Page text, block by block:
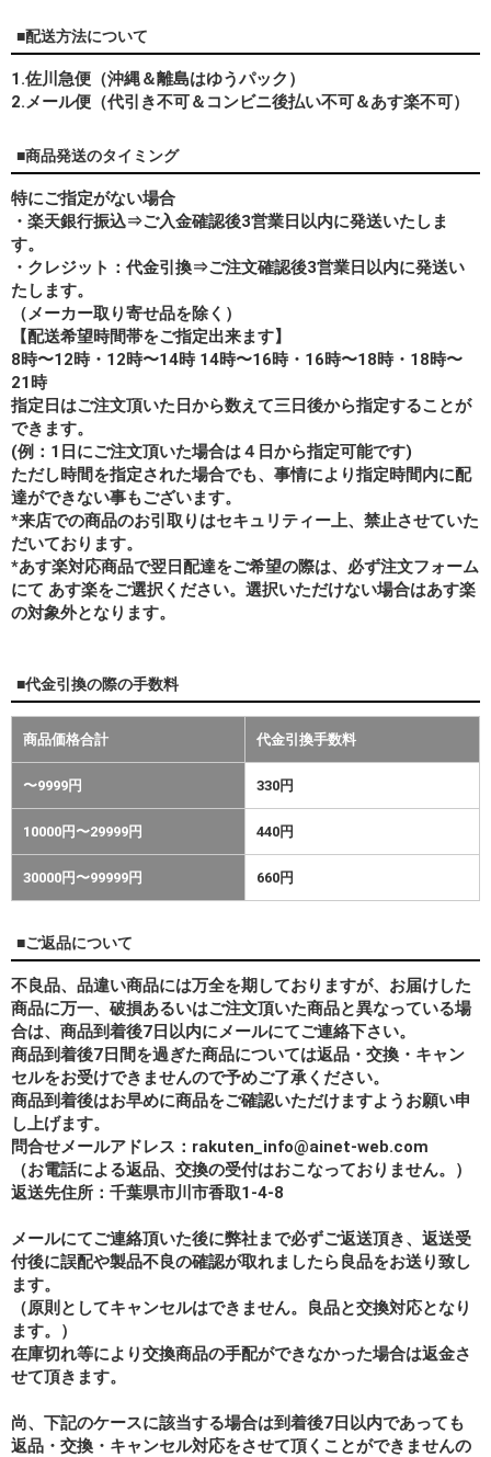
■配送方法について
1.佐川急便（沖縄＆離島はゆうパック）
2.メール便（代引き不可＆コンビニ後払い不可＆あす楽不可）
■商品発送のタイミング
特にご指定がない場合
・楽天銀行振込⇒ご入金確認後3営業日以内に発送いたしま
す。
・クレジット：代金引換⇒ご注文確認後3営業日以内に発送い
たします。
（メーカー取り寄せ品を除く）
【配送希望時間帯をご指定出来ます】
8時〜12時・12時〜14時 14時〜16時・16時〜18時・18時〜
21時
指定日はご注文頂いた日から数えて三日後から指定することが
できます。
(例：1日にご注文頂いた場合は４日から指定可能です)
ただし時間を指定された場合でも、事情により指定時間内に配
達ができない事もございます。
*来店での商品のお引取りはセキュリティー上、禁止させていた
だいております。
*あす楽対応商品で翌日配達をご希望の際は、必ず注文フォーム
にて あす楽をご選択ください。選択いただけない場合はあす楽
の対象外となります。
■代金引換の際の手数料
商品価格合計 代金引換手数料
〜9999円 330円
10000円〜29999円 440円
30000円〜99999円 660円
■ご返品について
不良品、品違い商品には万全を期しておりますが、お届けした
商品に万一、破損あるいはご注文頂いた商品と異なっている場
合は、商品到着後7日以内にメールにてご連絡下さい。
商品到着後7日間を過ぎた商品については返品・交換・キャン
セルをお受けできませんので予めご了承ください。
商品到着後はお早めに商品をご確認いただけますようお願い申
し上げます。
問合せメールアドレス：rakuten_info@ainet-web.com
（お電話による返品、交換の受付はおこなっておりません。）
返送先住所：千葉県市川市香取1-4-8
メールにてご連絡頂いた後に弊社まで必ずご返送頂き、返送受
付後に誤配や製品不良の確認が取れましたら良品をお送り致し
ます。
（原則としてキャンセルはできません。良品と交換対応となり
ます。）
在庫切れ等により交換商品の手配ができなかった場合は返金さ
せて頂きます。
尚、下記のケースに該当する場合は到着後7日以内であっても
返品・交換・キャンセル対応をさせて頂くことができませんの